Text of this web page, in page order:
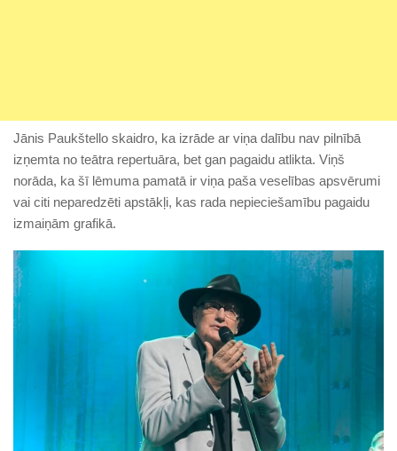
Jānis Paukštello skaidro, ka izrāde ar viņa dalību nav pilnībā
izņemta no teātra repertuāra, bet gan pagaidu atlikta. Viņš
norāda, ka šī lēmuma pamatā ir viņa paša veselības apsvērumi
vai citi neparedzēti apstākļi, kas rada nepieciešamību pagaidu
izmaiņām grafikā.